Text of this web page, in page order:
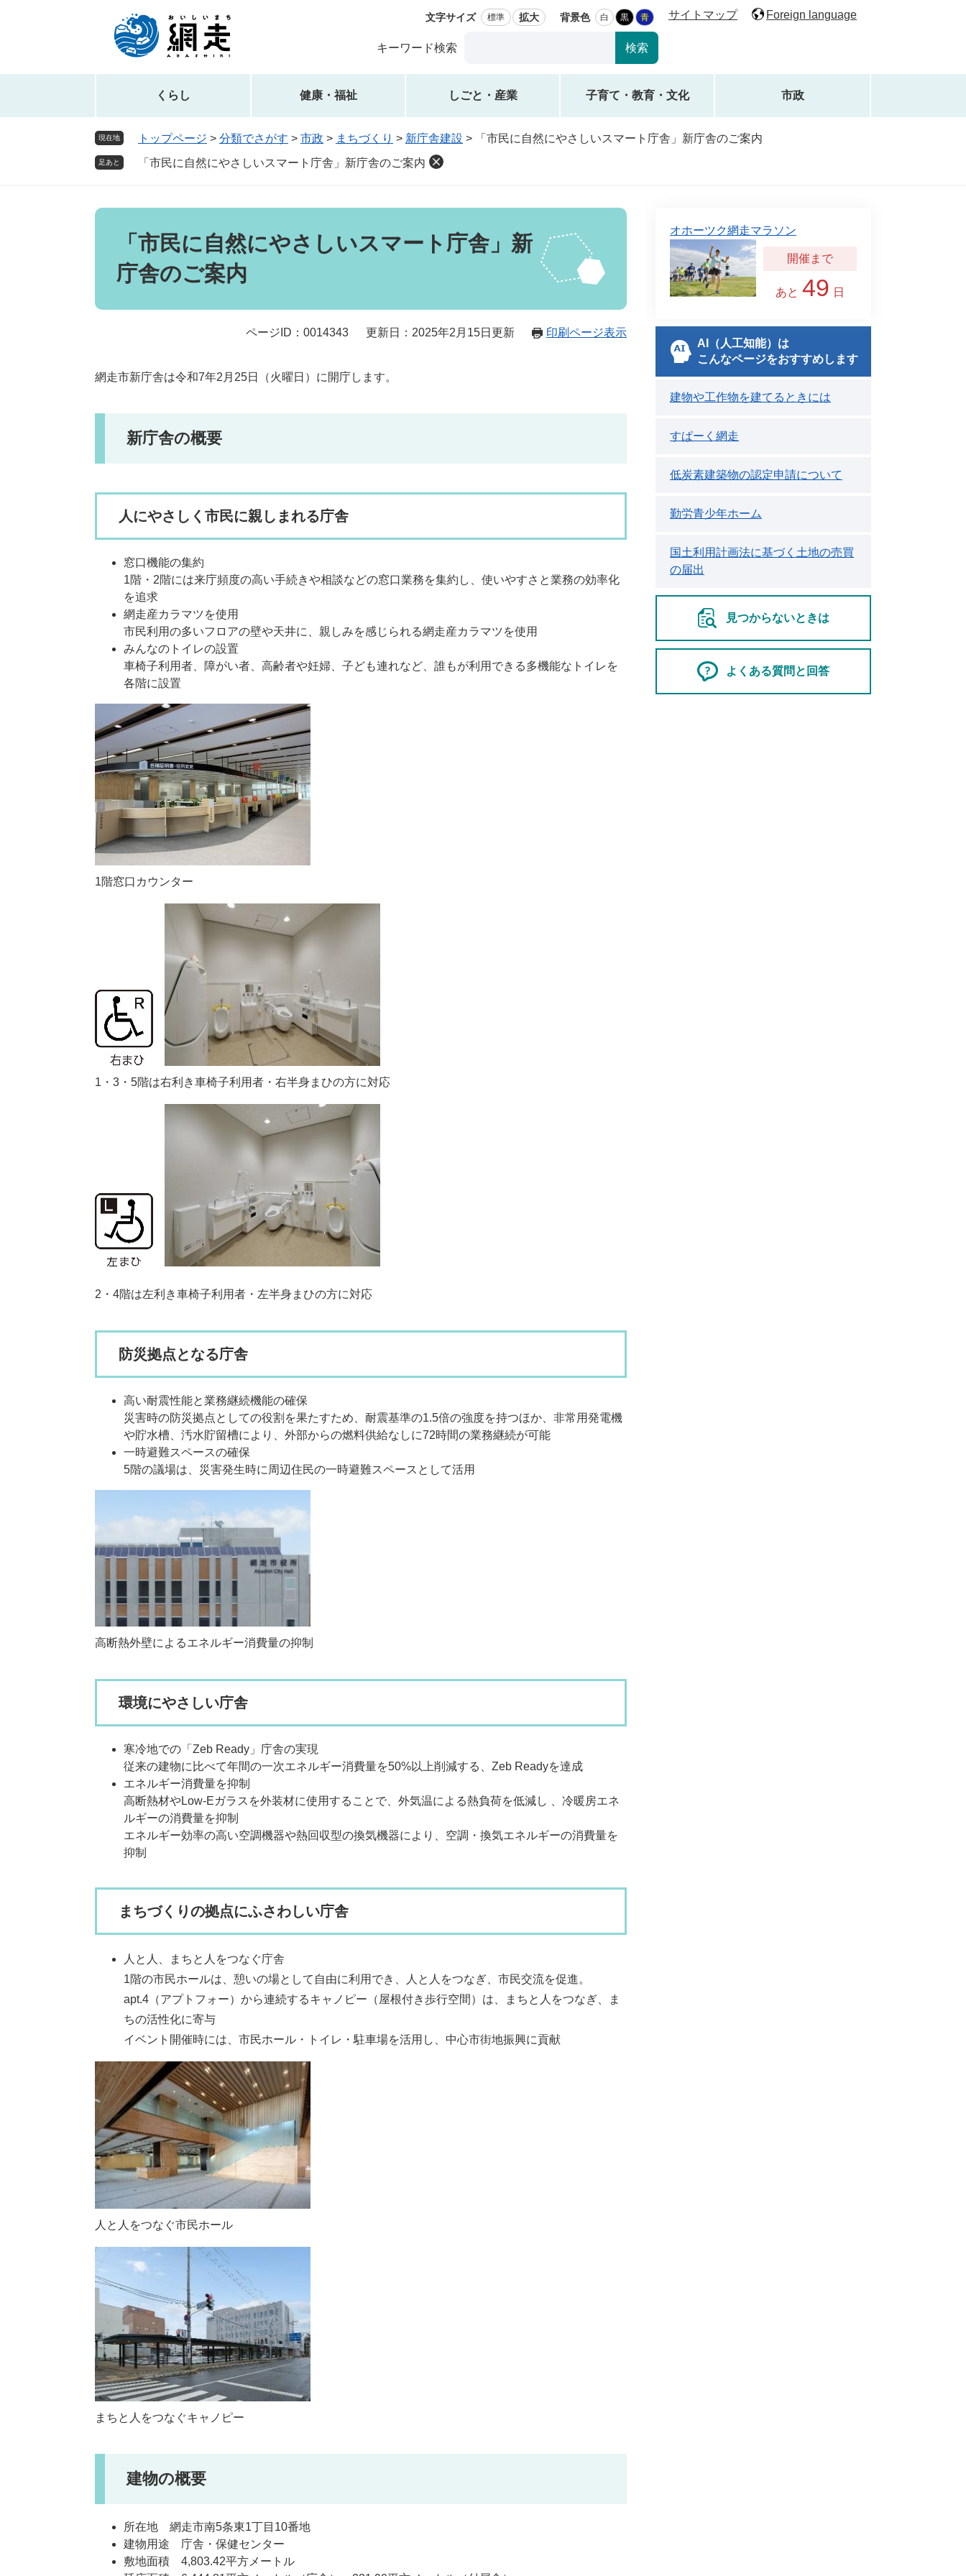
先
を
文字サイズ 標準 拡大 背景色 白 黒 青 サイトマップ Foreign language
キーワード検索
ス
タ
索
くらし 健康・福祉 しごと・産業 子育て・教育・文化 市政
現在地 トップページ > 分類でさがす > 市政 > まちづくり > 新庁舎建設 > 「市民に自然にやさしいスマート庁舎」新庁舎のご案内
足あと 「市民に自然にやさしいスマート庁舎」新庁舎のご案内
本
「市民に自然にやさしいスマート庁舎」新
庁舎のご案内
ページID：0014343 更新日：2025年2月15日更新 印刷ページ表示
網走市新庁舎は令和7年2月25日（火曜日）に開庁します。​
新庁舎の概要
人にやさしく市民に親しまれる庁舎
窓口機能の集約
1階・2階には来庁頻度の高い手続きや相談などの窓口業務を集約し、使いやすさと業務の効率化
を追求
網走産カラマツを使用
市民利用の多いフロアの壁や天井に、親しみを感じられる網走産カラマツを使用
みんなのトイレの設置
車椅子利用者、障がい者、高齢者や妊婦、子ども連れなど、誰もが利用できる多機能なトイレを
各階に設置
1階窓口カウンター
1・3・5階は右利き車椅子利用者・右半身まひの方に対応
2・4階は左利き車椅子利用者・左半身まひの方に対応
防災拠点となる庁舎
高い耐震性能と業務継続機能の確保
災害時の防災拠点としての役割を果たすため、耐震基準の1.5倍の強度を持つほか、非常用発電機
や貯水槽、汚水貯留槽により、外部からの燃料供給なしに72時間の業務継続が可能
一時避難スペースの確保
​5階の議場は、災害発生時に周辺住民の一時避難スペースとして活用
高断熱外壁によるエネルギー消費量の抑制
環境にやさしい庁舎
寒冷地での「Zeb Ready」庁舎の実現
従来の建物に比べて年間の一次エネルギー消費量​を​50%​以上削減する、Zeb Readyを達成​
エネルギー消費量を抑制
高断熱材やLow-Eガラスを外装材に使用することで、外気温による熱負荷を低減し 、​冷暖房エネ
ルギーの消費量を抑制
エネルギー効率の高い空調機器や熱回収型の換気機器により、空調・換気エネルギーの消費量を
抑制
まちづくりの拠点にふさわしい庁舎
人と人、まちと人をつなぐ庁舎
1階の市民ホールは、憩いの場として自由に利用でき、人と人をつなぎ、市民交流を促進。
apt.4（アプトフォー）から連続するキャノピー（屋根付き歩行空間）は、まちと人をつなぎ、ま
ちの活性化に寄与
イベント開催時には、市民ホール・トイレ・駐車場を活用し、中心市街地振興に貢献
人と人をつなぐ市民ホール
まちと人をつなぐキャノピー
建物の概要
所在地 網走市南5条東1丁目10番地
建物用途 庁舎・保健センター
敷地面積 4,803.42平方メートル
オホーツク網走マラソン
あと 49 日
AI（人工知能）は
こんなページをおすすめします
建物や工作物を建てるときには
すぱーく網走
低炭素建築物の認定申請について
勤労青少年ホーム
国土利用計画法に基づく土地の売買
の届出
見つからないときは
よくある質問と回答